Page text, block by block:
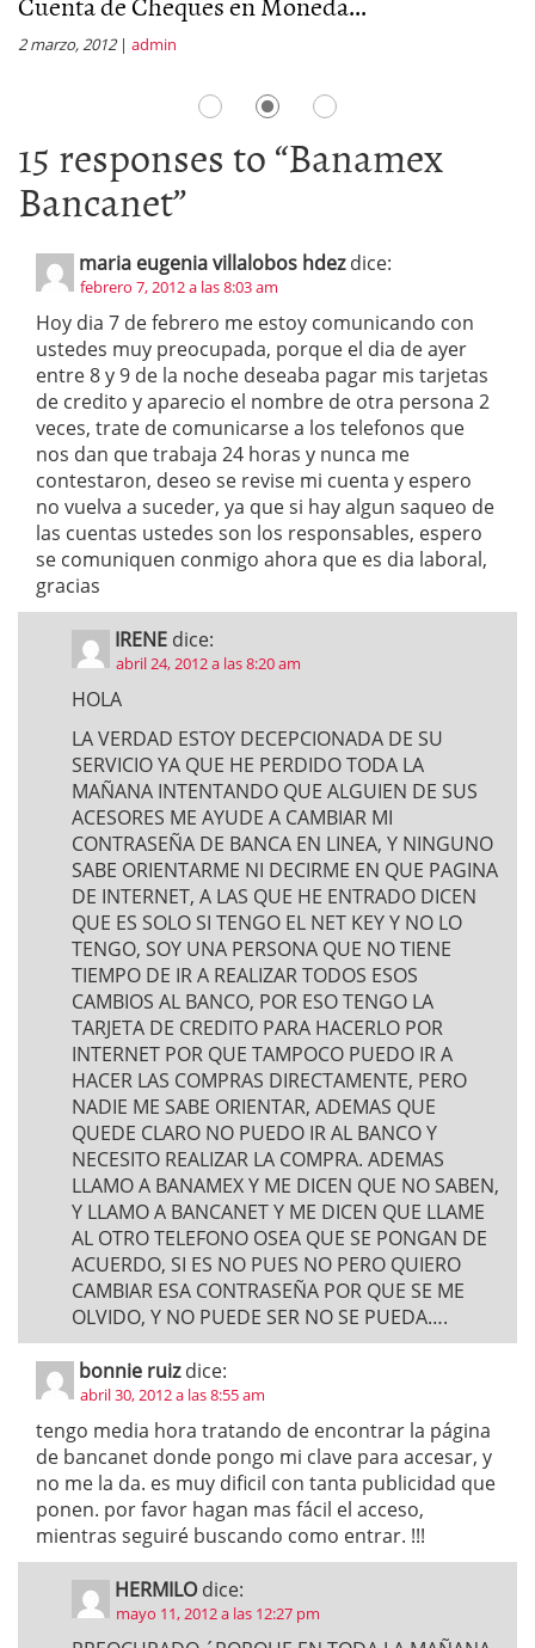
2 marzo, 2012| admin
15 responses to “Banamex
Bancanet”
maria eugenia villalobos hdez dice:
febrero 7, 2012 a las 8:03 am
Hoy dia 7 de febrero me estoy comunicando con
ustedes muy preocupada, porque el dia de ayer
entre 8 y 9 de la noche deseaba pagar mis tarjetas
de credito y aparecio el nombre de otra persona 2
veces, trate de comunicarse a los telefonos que
nos dan que trabaja 24 horas y nunca me
contestaron, deseo se revise mi cuenta y espero
no vuelva a suceder, ya que si hay algun saqueo de
las cuentas ustedes son los responsables, espero
se comuniquen conmigo ahora que es dia laboral,
gracias
IRENE dice:
abril 24, 2012 a las 8:20 am
HOLA
LA VERDAD ESTOY DECEPCIONADA DE SU
SERVICIO YA QUE HE PERDIDO TODA LA
MAÑANA INTENTANDO QUE ALGUIEN DE SUS
ACESORES ME AYUDE A CAMBIAR MI
CONTRASEÑA DE BANCA EN LINEA, Y NINGUNO
SABE ORIENTARME NI DECIRME EN QUE PAGINA
DE INTERNET, A LAS QUE HE ENTRADO DICEN
QUE ES SOLO SI TENGO EL NET KEY Y NO LO
TENGO, SOY UNA PERSONA QUE NO TIENE
TIEMPO DE IR A REALIZAR TODOS ESOS
CAMBIOS AL BANCO, POR ESO TENGO LA
TARJETA DE CREDITO PARA HACERLO POR
INTERNET POR QUE TAMPOCO PUEDO IR A
HACER LAS COMPRAS DIRECTAMENTE, PERO
NADIE ME SABE ORIENTAR, ADEMAS QUE
QUEDE CLARO NO PUEDO IR AL BANCO Y
NECESITO REALIZAR LA COMPRA. ADEMAS
LLAMO A BANAMEX Y ME DICEN QUE NO SABEN,
Y LLAMO A BANCANET Y ME DICEN QUE LLAME
AL OTRO TELEFONO OSEA QUE SE PONGAN DE
ACUERDO, SI ES NO PUES NO PERO QUIERO
CAMBIAR ESA CONTRASEÑA POR QUE SE ME
OLVIDO, Y NO PUEDE SER NO SE PUEDA….
bonnie ruiz dice:
abril 30, 2012 a las 8:55 am
tengo media hora tratando de encontrar la página
de bancanet donde pongo mi clave para accesar, y
no me la da. es muy dificil con tanta publicidad que
ponen. por favor hagan mas fácil el acceso,
mientras seguiré buscando como entrar. !!!
HERMILO dice:
mayo 11, 2012 a las 12:27 pm